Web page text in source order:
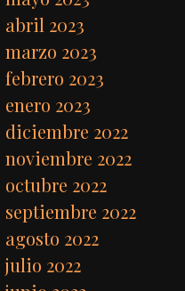
abril 2023
marzo 2023
febrero 2023
enero 2023
diciembre 2022
noviembre 2022
octubre 2022
septiembre 2022
agosto 2022
julio 2022